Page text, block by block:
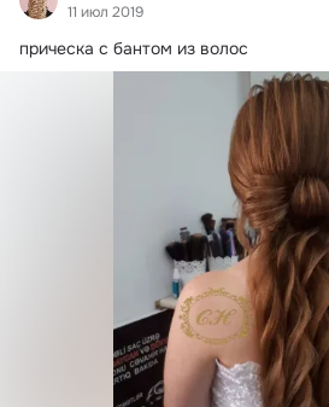
11 июл 2019
прическа с бантом из волос